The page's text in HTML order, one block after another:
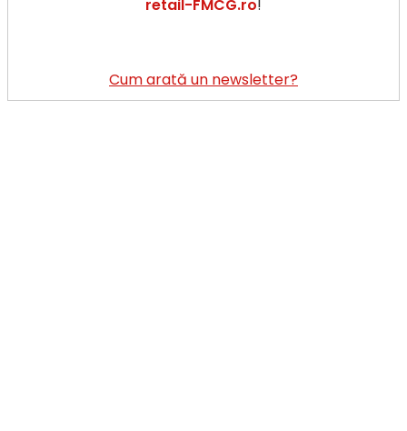
retail-FMCG.ro!
Cum arată un newsletter?